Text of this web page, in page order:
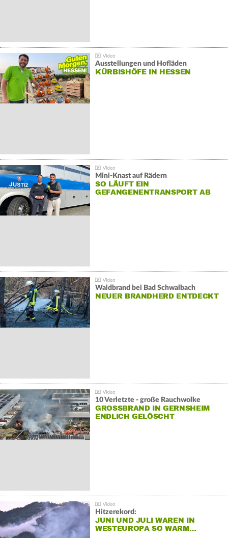
Ausstellungen und Hofläden
KÜRBISHÖFE IN HESSEN
Mini-Knast auf Rädern
SO LÄUFT EIN
GEFANGENENTRANSPORT AB
Waldbrand bei Bad Schwalbach
NEUER BRANDHERD ENTDECKT
10 Verletzte - große Rauchwolke
GROSSBRAND IN GERNSHEIM E
NDLICH GELÖSCHT
Hitzerekord:
JUNI UND JULI WAREN IN
WESTEUROPA SO WARM…